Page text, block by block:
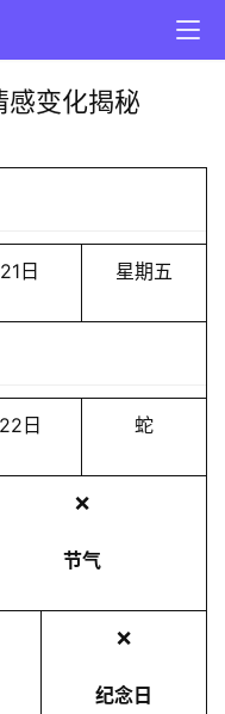
变化揭秘
21日 星期五
22日 蛇
❌
节气
❌
纪念日